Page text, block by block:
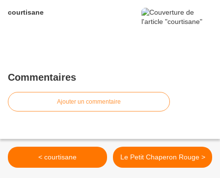
courtisane
Commentaires
Ajouter un commentaire
< courtisane Le Petit Chaperon Rouge >